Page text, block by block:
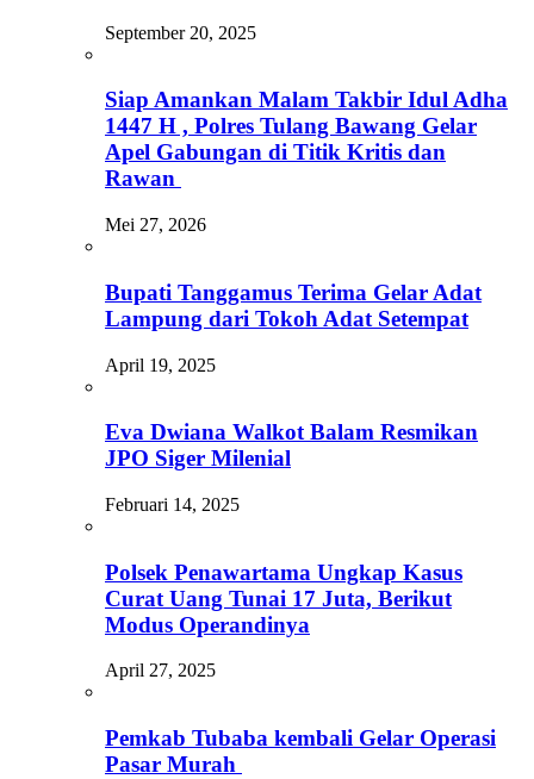
September 20, 2025
Siap Amankan Malam Takbir Idul Adha
1447 H , Polres Tulang Bawang Gelar
Apel Gabungan di Titik Kritis dan
Rawan
Mei 27, 2026
Bupati Tanggamus Terima Gelar Adat
Lampung dari Tokoh Adat Setempat
April 19, 2025
Eva Dwiana Walkot Balam Resmikan
JPO Siger Milenial
Februari 14, 2025
Polsek Penawartama Ungkap Kasus
Curat Uang Tunai 17 Juta, Berikut
Modus Operandinya
April 27, 2025
Pemkab Tubaba kembali Gelar Operasi
Pasar Murah